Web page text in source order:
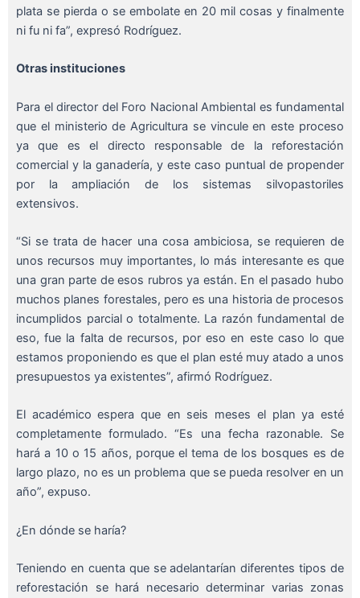
plata se pierda o se embolate en 20 mil cosas y finalmente
ni fu ni fa”, expresó Rodríguez.
Otras instituciones
Para el director del Foro Nacional Ambiental es fundamental
que el ministerio de Agricultura se vincule en este proceso
ya que es el directo responsable de la reforestación
comercial y la ganadería, y este caso puntual de propender
por la ampliación de los sistemas silvopastoriles
extensivos.
“Si se trata de hacer una cosa ambiciosa, se requieren de
unos recursos muy importantes, lo más interesante es que
una gran parte de esos rubros ya están. En el pasado hubo
muchos planes forestales, pero es una historia de procesos
incumplidos parcial o totalmente. La razón fundamental de
eso, fue la falta de recursos, por eso en este caso lo que
estamos proponiendo es que el plan esté muy atado a unos
presupuestos ya existentes”, afirmó Rodríguez.
El académico espera que en seis meses el plan ya esté
completamente formulado. “Es una fecha razonable. Se
hará a 10 o 15 años, porque el tema de los bosques es de
largo plazo, no es un problema que se pueda resolver en un
año”, expuso.
¿En dónde se haría?
Teniendo en cuenta que se adelantarían diferentes tipos de
reforestación se hará necesario determinar varias zonas